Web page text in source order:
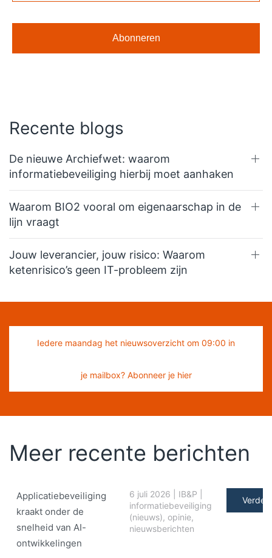
Recente blogs
De nieuwe Archiefwet: waarom
informatiebeveiliging hierbij moet aanhaken
Waarom BIO2 vooral om eigenaarschap in de
lijn vraagt
Jouw leverancier, jouw risico: Waarom
ketenrisico’s geen IT-probleem zijn
Iedere maandag het nieuwsoverzicht om 09:00 in
je mailbox? Abonneer je hier
Meer recente berichten
Applicatiebeveiliging
kraakt onder de
snelheid van AI-
ontwikkelingen
6 juli 2026 IB&P
informatiebeveiliging
(nieuws), opinie,
nieuwsberichten
Verder